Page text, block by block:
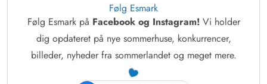
Følg Esmark
Følg Esmark på Facebook og Instagram!Vi holder
dig opdateret på nye sommerhuse, konkurrencer,
billeder, nyheder fra sommerlandet og meget mere.